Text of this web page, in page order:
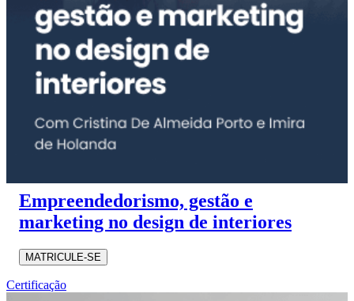
Empreendedorismo, gestão e
marketing no design de interiores
MATRICULE-SE
Certificação